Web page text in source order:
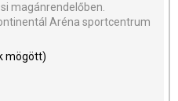
magánrendelőben.
Aréna sportcentrum
mögött)